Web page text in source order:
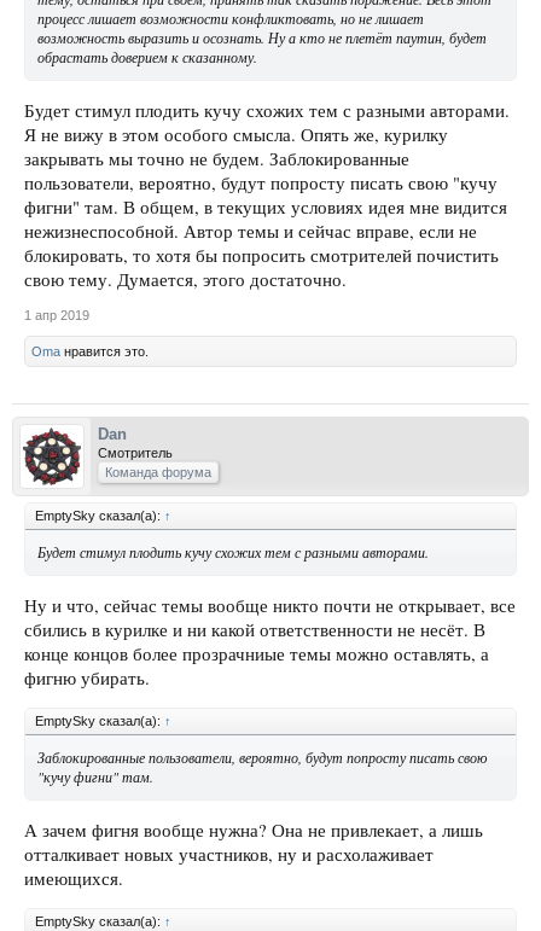
процесс лишает возможности конфликтовать, но не лишает
возможность выразить и осознать. Ну а кто не плетёт паутин, будет
обрастать доверием к сказанному.
Будет стимул плодить кучу схожих тем с разными авторами.
Я не вижу в этом особого смысла. Опять же, курилку
закрывать мы точно не будем. Заблокированные
пользователи, вероятно, будут попросту писать свою "кучу
фигни" там. В общем, в текущих условиях идея мне видится
нежизнеспособной. Автор темы и сейчас вправе, если не
блокировать, то хотя бы попросить смотрителей почистить
свою тему. Думается, этого достаточно.
1 апр 2019
Oma нравится это.
Dan
Смотритель
Команда форума
EmptySky сказал(а): ↑
Будет стимул плодить кучу схожих тем с разными авторами.
Ну и что, сейчас темы вообще никто почти не открывает, все
сбились в курилке и ни какой ответственности не несёт. В
конце концов более прозрачниые темы можно оставлять, а
фигню убирать.
EmptySky сказал(а): ↑
Заблокированные пользователи, вероятно, будут попросту писать свою
"кучу фигни" там.
А зачем фигня вообще нужна? Она не привлекает, а лишь
отталкивает новых участников, ну и расхолаживает
имеющихся.
EmptySky сказал(а): ↑